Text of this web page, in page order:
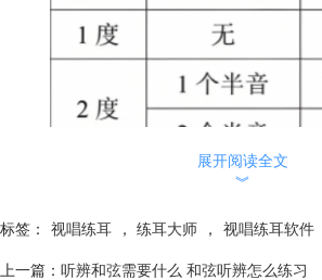
展开阅读全文
︾
标签： 视唱练耳 ， 练耳大师 ， 视唱练耳软件
上一篇： 听辨和弦需要什么 和弦听辨怎么练习